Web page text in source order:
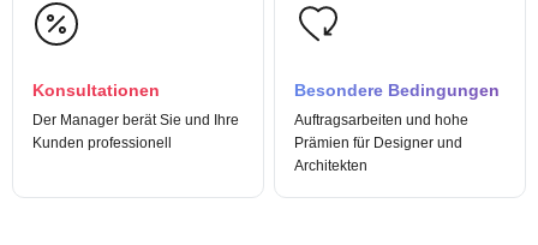
Konsultationen
Der Manager berät Sie und Ihre
Kunden professionell
Besondere Bedingungen
Auftragsarbeiten und hohe
Prämien für Designer und
Architekten